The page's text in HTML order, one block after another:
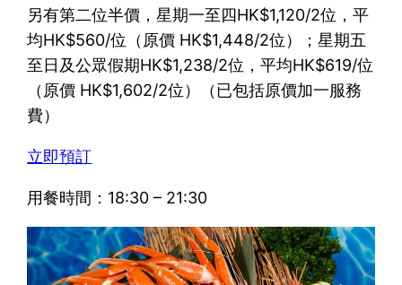
另有第二位半價，星期一至四HK$1,120/2位，平
均HK$560/位（原價 HK$1,448/2位）；星期五
至日及公眾假期HK$1,238/2位，平均HK$619/位
（原價 HK$1,602/2位）（已包括原價加一服務
費）
立即預訂
用餐時間：18:30 – 21:30